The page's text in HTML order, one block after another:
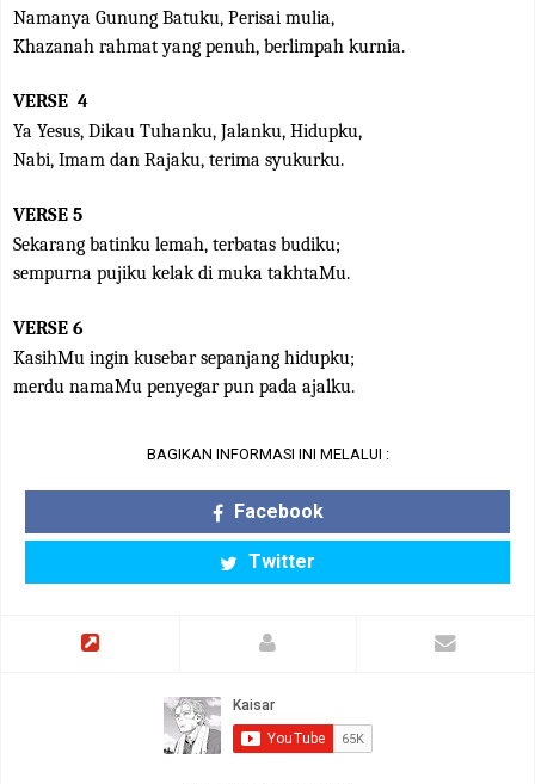
Namanya Gunung Batuku, Perisai mulia,
Khazanah rahmat yang penuh, berlimpah kurnia.
VERSE 4
Ya Yesus, Dikau Tuhanku, Jalanku, Hidupku,
Nabi, Imam dan Rajaku, terima syukurku.
VERSE 5
Sekarang batinku lemah, terbatas budiku;
sempurna pujiku kelak di muka takhtaMu.
VERSE 6
KasihMu ingin kusebar sepanjang hidupku;
merdu namaMu penyegar pun pada ajalku.
BAGIKAN INFORMASI INI MELALUI :
Facebook
Twitter